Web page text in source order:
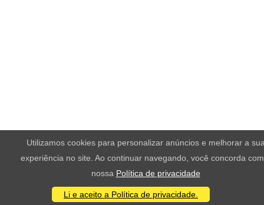
Utilizamos cookies para personalizar anúncios e melhorar a
experiência no site. Ao continuar navegando, você concorda
nossa Política de privacidade
Li e aceito a Política de privacidade.